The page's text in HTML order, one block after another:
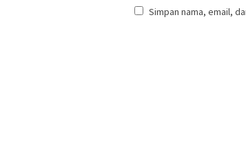
Simpan nama, email,